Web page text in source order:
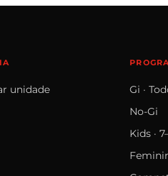
unidade
Gi ·
No‑Gi
Kids ·